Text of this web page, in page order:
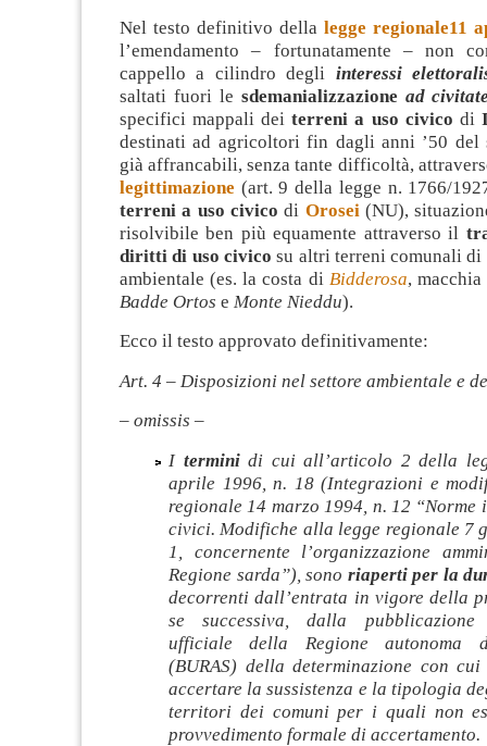
Nel testo definitivo della legge regionale11
l’emendamento – fortunatamente – non
cappello a cilindro degli interessi
saltati fuori le sdemanializzazione ad
specifici mappali deiterreni a uso civico di
destinati ad agricoltori fin dagli anni ’50 del
già affrancabili, senza tante difficoltà,
legittimazione (art. 9 della legge n. 1766/
terreni a uso civico di Orosei(NU),
risolvibile ben più equamente attraverso il
diritti di uso civico su altri terreni comunali
ambientale (es. la costa di Bidderosa,
Badde Ortos e Monte Nieddu).
Ecco il testo approvato definitivamente:
Art. 4 – Disposizioni nel settore ambientale e
– omissis –
I terminidi cui all’articolo 2 della
aprile 1996, n. 18 (Integrazioni e
regionale 14 marzo 1994, n. 12 “Norme
civici. Modifiche alla legge regionale 7
1, concernente l’organizzazione
Regione sarda”), sono riaperti per la
decorrenti dall’entrata in vigore della
se successiva, dalla
ufficiale della Regione autonoma
(BURAS) della determinazione con
accertare la sussistenza e la tipologia
territori dei comuni per i quali non
provvedimento formale di accertamento.